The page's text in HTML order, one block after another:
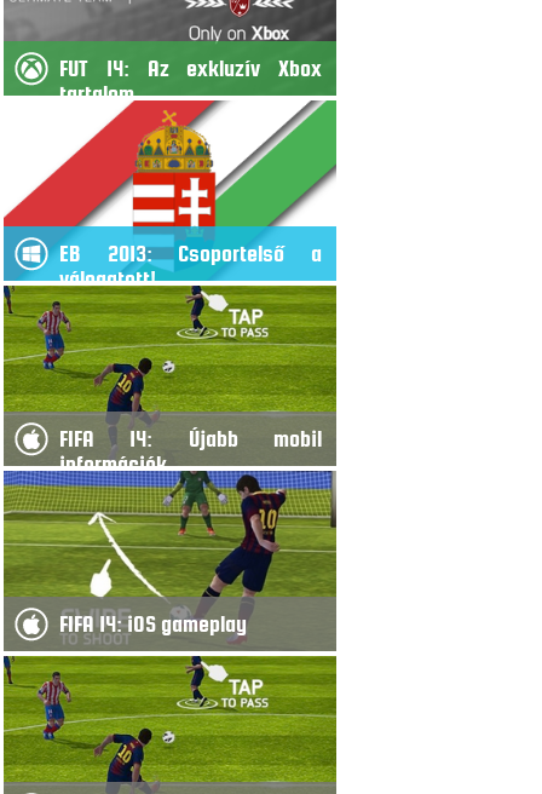
FUT 14: Az exkluzív Xbox
tartalom
EB 2013: Csoportelső a
válogatott!
FIFA 14: Újabb mobil
információk
FIFA 14: iOS gameplay